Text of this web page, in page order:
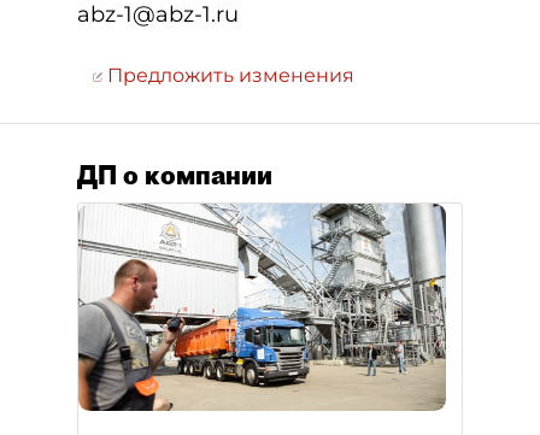
abz-1@abz-1.ru
Предложить изменения
ДП о компании